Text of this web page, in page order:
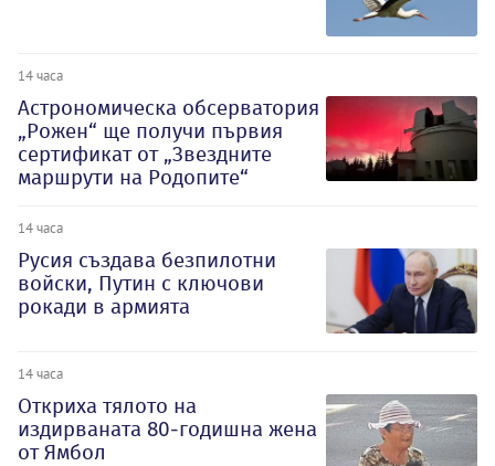
14 часа
Астрономическа обсерватория
„Рожен“ ще получи първия
сертификат от „Звездните
маршрути на Родопите“
14 часа
Русия създава безпилотни
войски, Путин с ключови
рокади в армията
14 часа
Откриха тялото на
издирваната 80-годишна жена
от Ямбол